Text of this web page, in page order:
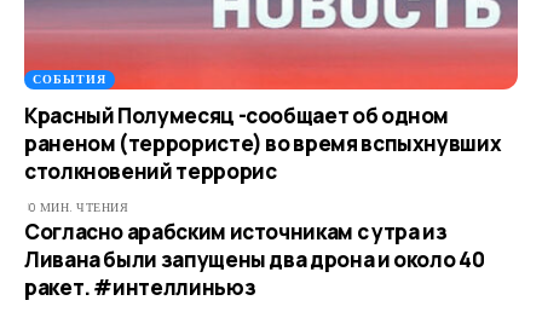
СОБЫТИЯ
Красный Полумесяц -сообщает об одном
раненом (террористе) во время вспыхнувших
столкновений террорис
0 МИН. ЧТЕНИЯ
Согласно арабским источникам с утра из
Ливана были запущены два дрона и около 40
ракет. #интеллиньюз